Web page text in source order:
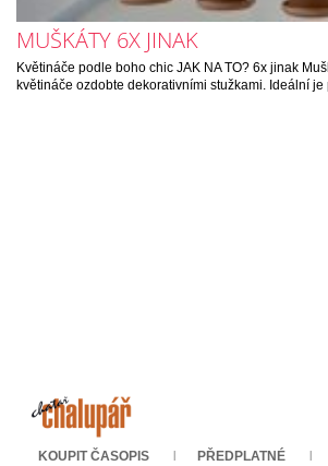
MUŠKÁTY 6X JINAK
Květináče podle boho chic JAK NA TO? 6x jinak
květináče ozdobte dekorativními stužkami. Ideální je
KOUPIT ČASOPIS PŘEDPLATNÉ